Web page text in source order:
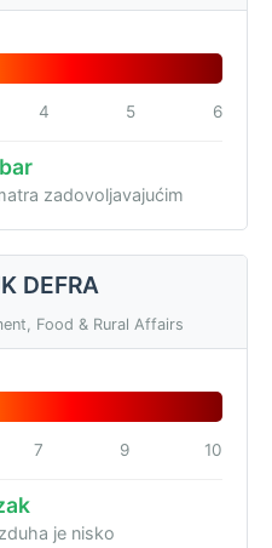
4 5 6
zadovoljavajućim
DEFRA
Food & Rural Affairs
7 9 10
je nisko